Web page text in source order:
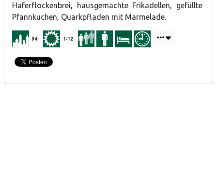
Haferflockenbrei, hausgemachte Frikadellen, gefüllte
Pfannkuchen, Quarkpfladen mit Marmelade.
94 1-12